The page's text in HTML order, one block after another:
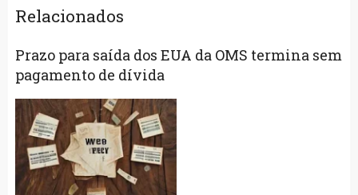
Relacionados
Prazo para saída dos EUA da OMS termina sem
pagamento de dívida